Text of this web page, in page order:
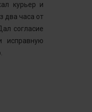
курьер и
два часа от
согласие
исправную